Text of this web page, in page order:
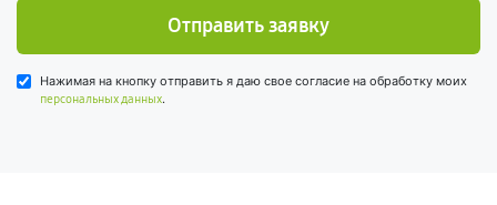
Отправить заявку
Нажимая на кнопку отправить я даю свое согласие на обработку моих
персональных данных.